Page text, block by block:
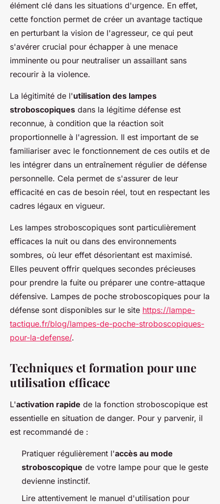
élément clé dans les situations d'urgence. En effet,
cette fonction permet de créer un avantage tactique
en perturbant la vision de l'agresseur, ce qui peut
s'avérer crucial pour échapper à une menace
imminente ou pour neutraliser un assaillant sans
recourir à la violence.
La légitimité de l'utilisation des lampes
stroboscopiques dans la légitime défense est
reconnue, à condition que la réaction soit
proportionnelle à l'agression. Il est important de se
familiariser avec le fonctionnement de ces outils et de
les intégrer dans un entraînement régulier de défense
personnelle. Cela permet de s'assurer de leur
efficacité en cas de besoin réel, tout en respectant les
cadres légaux en vigueur.
Les lampes stroboscopiques sont particulièrement
efficaces la nuit ou dans des environnements
sombres, où leur effet désorientant est maximisé.
Elles peuvent offrir quelques secondes précieuses
pour prendre la fuite ou préparer une contre-attaque
défensive. Lampes de poche stroboscopiques pour la
défense sont disponibles sur le site https://lampe-
tactique.fr/blog/lampes-de-poche-stroboscopiques-
pour-la-defense/.
Techniques et formation pour une
utilisation efficace
L'activation rapide de la fonction stroboscopique est
essentielle en situation de danger. Pour y parvenir, il
est recommandé de :
Pratiquer régulièrement l'accès au mode
stroboscopique de votre lampe pour que le geste
devienne instinctif.
Lire attentivement le manuel d'utilisation pour